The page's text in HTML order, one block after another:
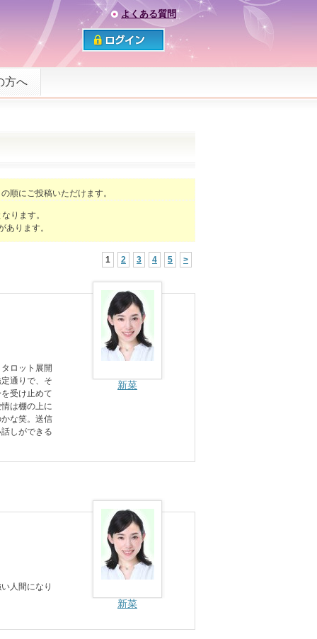
よくある質問
方へ
の順にご投稿いただけます。
ります。
ります。
1 2 3 4 5 >
新菜
ロット展開
通りで、そ
受け止めて
は棚の上に
な笑。送信
しができる
新菜
人間になり